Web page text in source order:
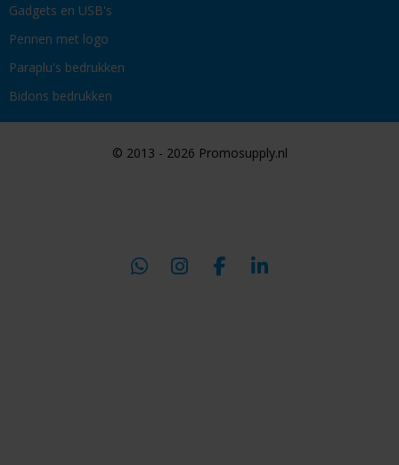
Gadgets en USB's
Pennen met logo
Paraplu's bedrukken
Bidons bedrukken
© 2013 - 2026 Promosupply.nl